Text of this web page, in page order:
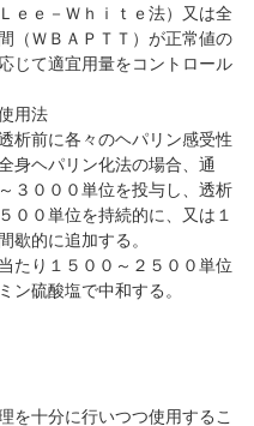
ｅｅ－Ｗｈｉｔｅ法）又は全
（ＷＢＡＰＴＴ）が正常値の
じて適宜用量をコントロール
用法
析前に各々のヘパリン感受性
身ヘパリン化法の場合、通
３０００単位を投与し、透析
００単位を持続的に、又は１
歇的に追加する。
たり１５００～２５００単位
ン硫酸塩で中和する。
を十分に行いつつ使用するこ